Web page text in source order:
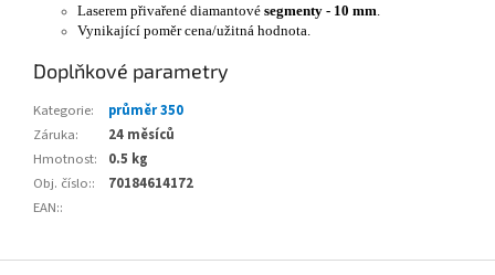
Laserem přivařené diamantové segmenty - 10 mm
Vynikající poměr cena/užitná hodnota.
Doplňkové parametry
Kategorie:
průměr 350
Záruka:
24 měsíců
Hmotnost:
0.5 kg
Obj. číslo::
70184614172
EAN::